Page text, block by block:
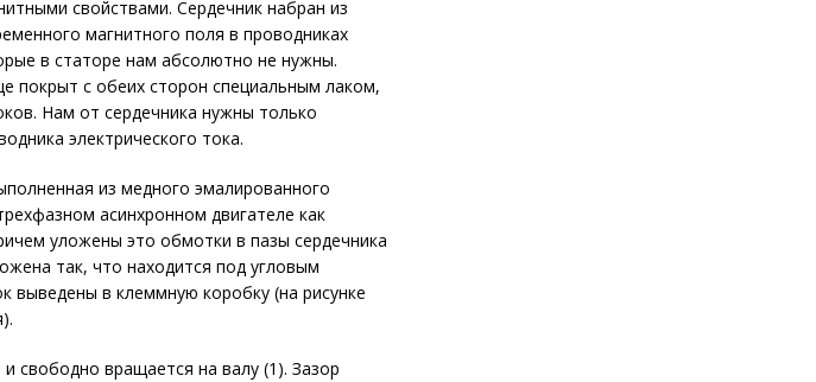
свойствами. Сердечник набран из
магнитного поля в проводниках
в статоре нам абсолютно не нужны.
покрыт с обеих сторон специальным лаком,
Нам от сердечника нужны только
электрического тока.
из медного эмалированного
асинхронном двигателе как
уложены это обмотки в пазы сердечника
так, что находится под угловым
выведены в клеммную коробку (на рисунке
свободно вращается на валу (1). Зазор